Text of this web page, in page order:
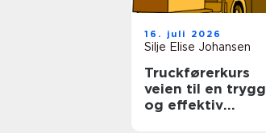
16. juli 2026
Silje Elise Johansen
Truckførerkurs
veien til en trygg
og effektiv